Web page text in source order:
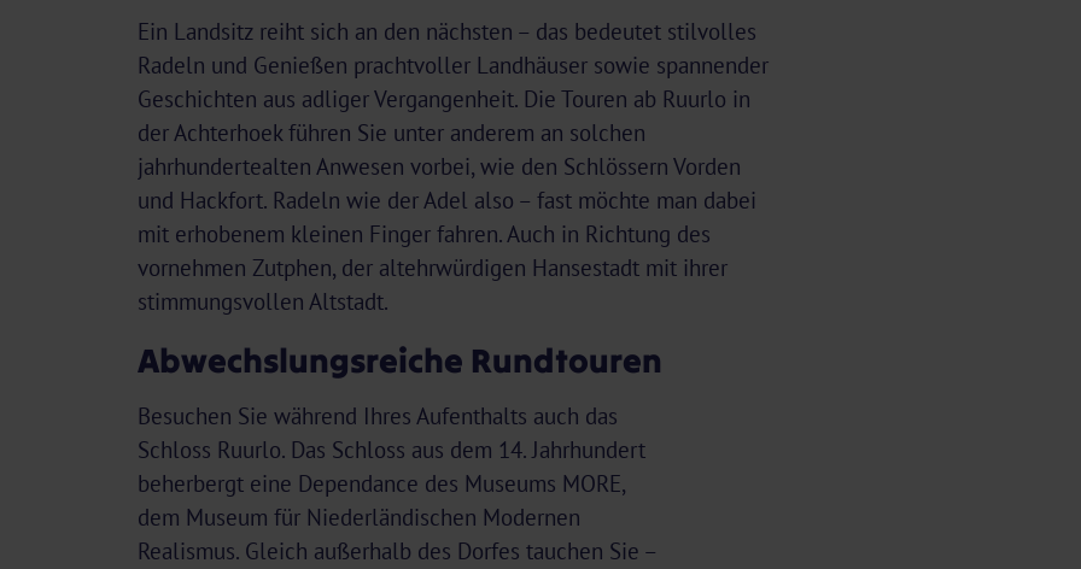
Ein Landsitz reiht sich an den nächsten – das bedeutet stilvolles
Radeln und Genießen prachtvoller Landhäuser sowie spannender
Geschichten aus adliger Vergangenheit. Die Touren ab Ruurlo in
der Achterhoek führen Sie unter anderem an solchen
jahrhundertealten Anwesen vorbei, wie den Schlössern Vorden
und Hackfort. Radeln wie der Adel also – fast möchte man dabei
mit erhobenem kleinen Finger fahren. Auch in Richtung des
vornehmen Zutphen, der altehrwürdigen Hansestadt mit ihrer
stimmungsvollen Altstadt.
Abwechslungsreiche Rundtouren
Besuchen Sie während Ihres Aufenthalts auch das
Schloss Ruurlo. Das Schloss aus dem 14. Jahrhundert
beherbergt eine Dependance des Museums MORE,
dem Museum für Niederländischen Modernen
Realismus. Gleich außerhalb des Dorfes tauchen Sie –